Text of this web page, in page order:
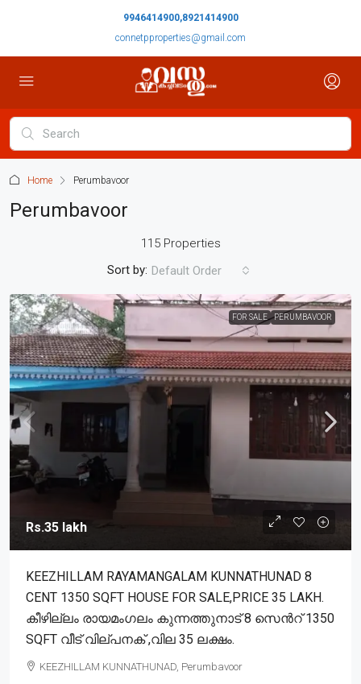
9946414900,8921414900
connetpproperties@gmail.com
Home Perumbavoor
Perumbavoor
115 Properties
Sort by: Default Order
FOR SALE PERUMBAVOOR
Rs.35 lakh
KEEZHILLAM RAYAMANGALAM KUNNATHUNAD 8
CENT 1350 SQFT HOUSE FOR SALE,PRICE 35 LAKH.
കീഴില്ലം രായമംഗലം കുന്നത്തുനാട് 8 സെൻറ് 1350
SQFT വീട് വില്പനക് ,വില 35 ലക്ഷം.
KEEZHILLAM KUNNATHUNAD, Perumbavoor